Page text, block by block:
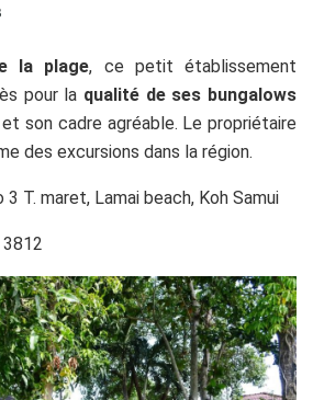
la plage, ce petit établissement
pour la qualité de ses bungalows
son cadre agréable. Le propriétaire
des excursions dans la région.
T. maret, Lamai beach, Koh Samui